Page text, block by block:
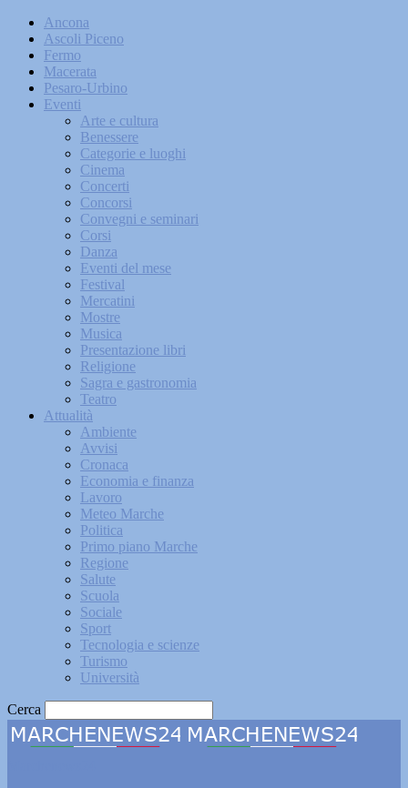
Ancona
Ascoli Piceno
Fermo
Macerata
Pesaro-Urbino
Eventi
Arte e cultura
Benessere
Categorie e luoghi
Cinema
Concerti
Concorsi
Convegni e seminari
Corsi
Danza
Eventi del mese
Festival
Mercatini
Mostre
Musica
Presentazione libri
Religione
Sagra e gastronomia
Teatro
Attualità
Ambiente
Avvisi
Cronaca
Economia e finanza
Lavoro
Meteo Marche
Politica
Primo piano Marche
Regione
Salute
Scuola
Sociale
Sport
Tecnologia e scienze
Turismo
Università
Cerca